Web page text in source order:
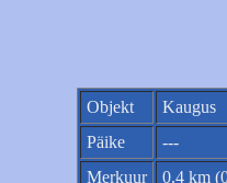
Objekt
Kaugus
Päike
---
Merkuur
0.4 km